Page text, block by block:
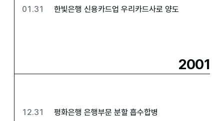
01.31 한빛은행 신용카드업 우리카드사로 양도
2001
12.31 평화은행 은행부문 분할 흡수합병